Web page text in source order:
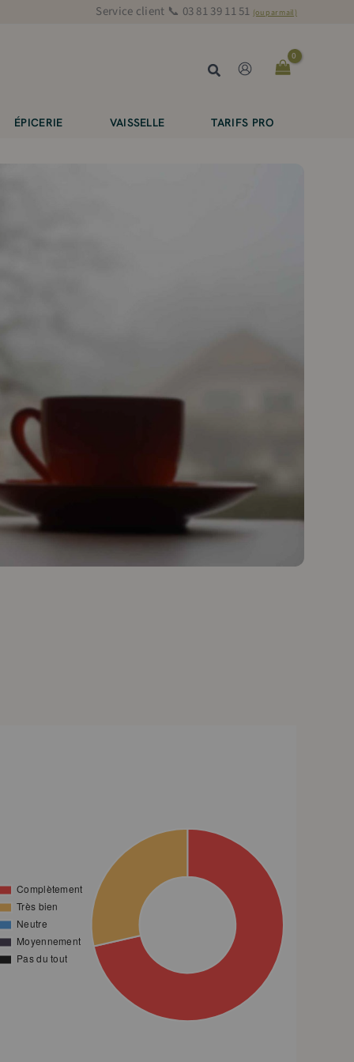
Service client 📞 03 81 39 11 51 (ou par mail)
Rechercher
ÉPICERIE VAISSELLE TARIFS PRO